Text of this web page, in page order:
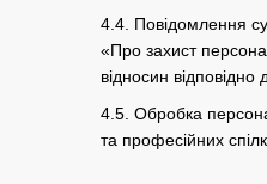
4.4. Повідомлення
«Про захист
відносин
4.5. Обробка
та професійних